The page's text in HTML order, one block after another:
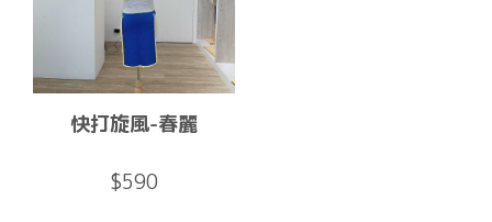
快打旋風-春麗
$590